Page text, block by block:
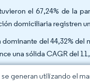
el 67,24% de la
domiciliaria registren
del 44,32% del
una sólida CAGR del
generan utilizando el